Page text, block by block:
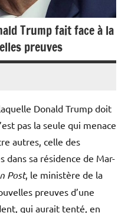
Trump fait face à la
preuves
Donald Trump doit
pas la seule qui menace
autres, celle des
dans sa résidence de Mar-
Post, le ministère de la
preuves d’une
qui aurait tenté, en